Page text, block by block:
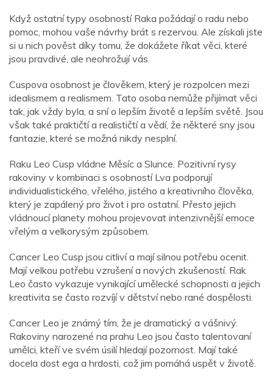
Když ostatní typy osobností Raka požádají o radu nebo
pomoc, mohou vaše návrhy brát s rezervou. Ale získali jste
si u nich pověst díky tomu, že dokážete říkat věci, které
jsou pravdivé, ale neohrožují vás.
Cuspova osobnost je člověkem, který je rozpolcen mezi
idealismem a realismem. Tato osoba nemůže přijímat věci
tak, jak vždy byla, a sní o lepším životě a lepším světě. Jsou
však také praktičtí a realističtí a vědí, že některé sny jsou
fantazie, které se možná nikdy nesplní.
Raku Leo Cusp vládne Měsíc a Slunce. Pozitivní rysy
rakoviny v kombinaci s osobností Lva podporují
individualistického, vřelého, jistého a kreativního člověka,
který je zapálený pro život i pro ostatní. Přesto jejich
vládnoucí planety mohou projevovat intenzivnější emoce
vřelým a velkorysým způsobem.
Cancer Leo Cusp jsou citliví a mají silnou potřebu ocenit.
Mají velkou potřebu vzrušení a nových zkušeností. Rak
Leo často vykazuje vynikající umělecké schopnosti a jejich
kreativita se často rozvíjí v dětství nebo rané dospělosti.
Cancer Leo je známý tím, že je dramatický a vášnivý.
Rakoviny narozené na prahu Leo jsou často talentovaní
umělci, kteří ve svém úsilí hledají pozornost. Mají také
docela dost ega a hrdosti, což jim pomáhá uspět v životě.